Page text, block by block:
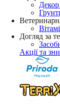
Декор
Догляд за
Акції та